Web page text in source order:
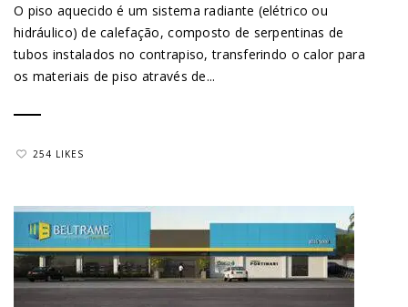
O piso aquecido é um sistema radiante (elétrico ou
hidráulico) de calefação, composto de serpentinas de
tubos instalados no contrapiso, transferindo o calor para
os materiais de piso através de...
254 LIKES